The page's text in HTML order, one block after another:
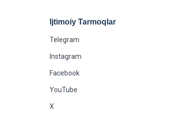
Ijtimoiy Tarmoqlar
Telegram
Instagram
Facebook
YouTube
X